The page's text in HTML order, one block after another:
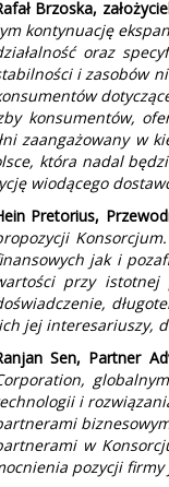
Brzoska,
kontynuację
oraz
i zasobów
konsumentów,
zaangażowany w
która nadal
wiodącego
Pretorius,
jak i
przy istotnej
jej interesariuszy,
Sen, Partner
i
w
pozycji